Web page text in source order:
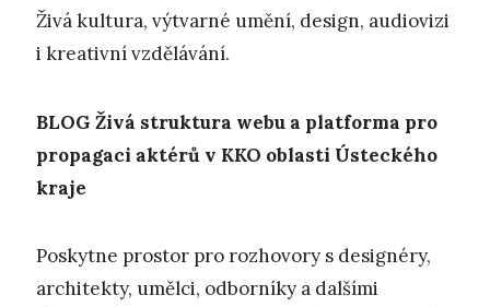
Živá kultura, výtvarné umění, design, audiovizi
i kreativní vzdělávání.
BLOG Živá struktura webu a platforma pro
propagaci aktérů v KKO oblasti Ústeckého
kraje
Poskytne prostor pro rozhovory s designéry,
architekty, umělci, odborníky a dalšími